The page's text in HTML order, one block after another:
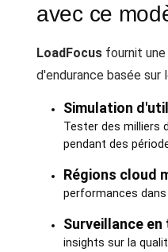
avec ce
LoadFocus fournit
d'endurance basée sur
Simulation
Tester des milliers
pendant des
Régions cloud
performances
Surveillance en
insights sur la